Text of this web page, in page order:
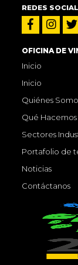
OFICINA DE
Inicio
Inicio
Quiénes
Qué Hacemos
Sectores
Portafolio de
Noticias
Contáctanos
REDES